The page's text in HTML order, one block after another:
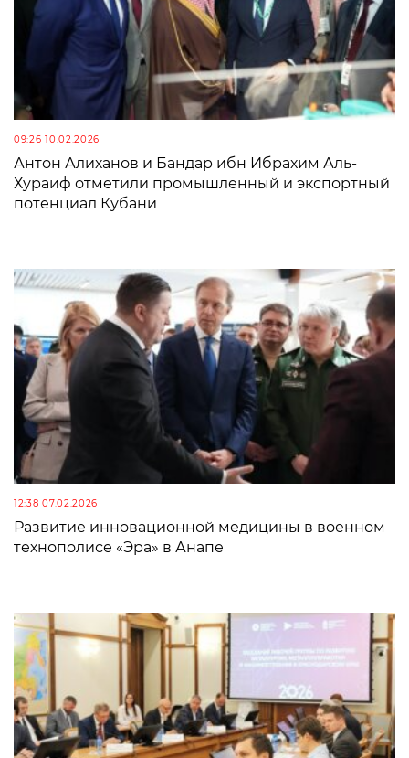
09:26 10.02.2026
Антон Алиханов и Бандар ибн Ибрахим Аль-
Хураиф отметили промышленный и экспортный
потенциал Кубани
12:38 07.02.2026
Развитие инновационной медицины в военном
технополисе «Эра» в Анапе